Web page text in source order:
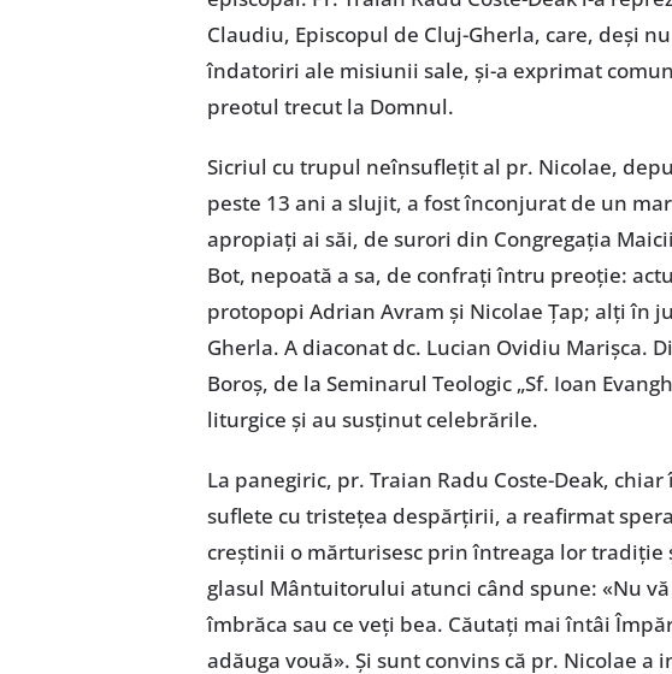
Claudiu, Episcopul de Cluj-Gherla, care, deși
îndatoriri ale misiunii sale, și-a exprimat
preotul trecut la Domnul.
Sicriul cu trupul neînsuflețit al pr. Nicolae,
peste 13 ani a slujit, a fost înconjurat de un
apropiați ai săi, de surori din Congregația
Bot, nepoată a sa, de confrați întru preoție:
protopopi Adrian Avram și Nicolae Țap; alți în
Gherla. A diaconat dc. Lucian Ovidiu Marișca.
Boroș, de la Seminarul Teologic „Sf. Ioan
liturgice și au susținut celebrările.
La panegiric, pr. Traian Radu Coste-Deak,
suflete cu tristețea despărțirii, a reafirmat
creștinii o mărturisesc prin întreaga lor tradiție
glasul Mântuitorului atunci când spune: «Nu
îmbrăca sau ce veți bea. Căutați mai întâi
adăuga vouă». Și sunt convins că pr. Nicolae a